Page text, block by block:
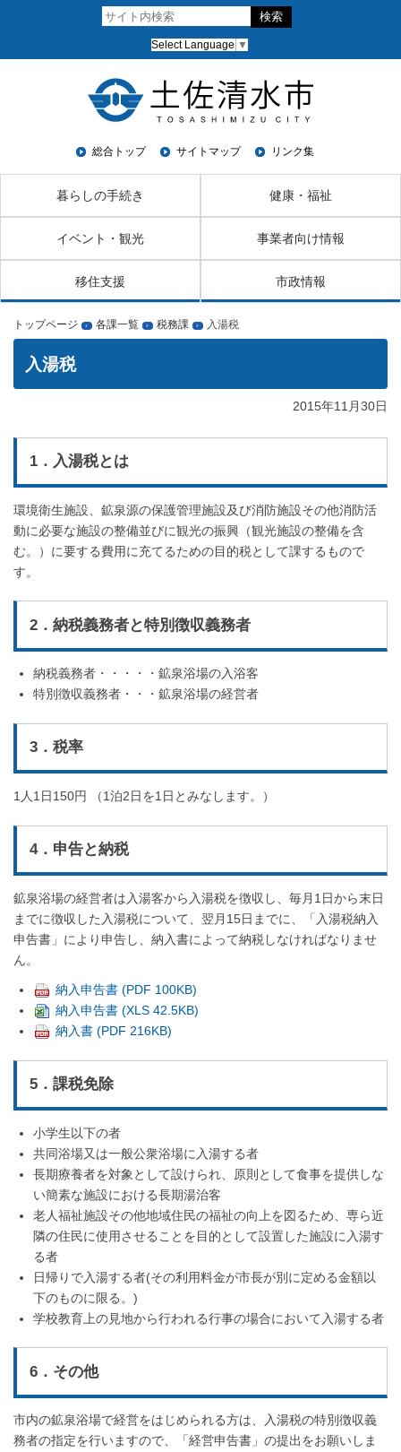
Select Language ▼
総合トップ サイトマップ リンク集
暮らしの手続き 健康・福祉
イベント・観光 事業者向け情報
移住支援 市政情報
トップページ › 各課一覧 › 税務課 › 入湯税
入湯税
2015年11月30日
1．入湯税とは
環境衛生施設、鉱泉源の保護管理施設及び消防施設その他消防活
動に必要な施設の整備並びに観光の振興（観光施設の整備を含
む。）に要する費用に充てるための目的税として課するもので
す。
2．納税義務者と特別徴収義務者
納税義務者・・・・・鉱泉浴場の入浴客
特別徴収義務者・・・鉱泉浴場の経営者
3．税率
1人1日150円 （1泊2日を1日とみなします。）
4．申告と納税
鉱泉浴場の経営者は入湯客から入湯税を徴収し、毎月1日から末日
までに徴収した入湯税について、翌月15日までに、「入湯税納入
申告書」により申告し、納入書によって納税しなければなりませ
ん。
納入申告書 (PDF 100KB)
納入申告書 (XLS 42.5KB)
納入書 (PDF 216KB)
5．課税免除
小学生以下の者
共同浴場又は一般公衆浴場に入湯する者
長期療養者を対象として設けられ、原則として食事を提供しな
い簡素な施設における長期湯治客
老人福祉施設その他地域住民の福祉の向上を図るため、専ら近
隣の住民に使用させることを目的として設置した施設に入湯す
る者
日帰りで入湯する者(その利用料金が市長が別に定める金額以
下のものに限る。)
学校教育上の見地から行われる行事の場合において入湯する者
6．その他
市内の鉱泉浴場で経営をはじめられる方は、入湯税の特別徴収義
務者の指定を行いますので、「経営申告書」の提出をお願いしま